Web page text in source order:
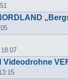
Videodrohne